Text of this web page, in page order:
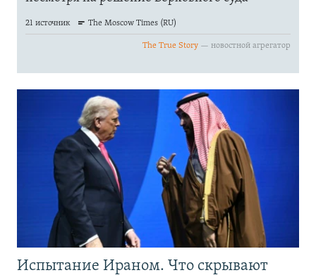
Испытание Ираном. Что скрывают